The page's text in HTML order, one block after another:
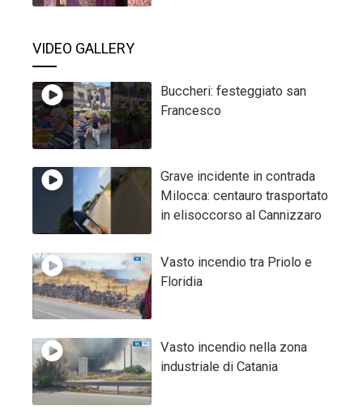
VIDEO GALLERY
Buccheri: festeggiato san
Francesco
Grave incidente in contrada
Milocca: centauro trasportato
in elisoccorso al Cannizzaro
Vasto incendio tra Priolo e
Floridia
Vasto incendio nella zona
industriale di Catania